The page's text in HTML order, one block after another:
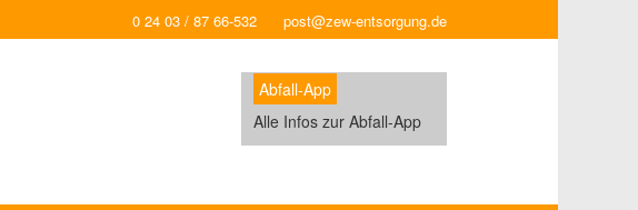
0 24 03 / 87 66-532 post@zew-entsorgung.de
Abfall-App
Alle Infos zur Abfall-App